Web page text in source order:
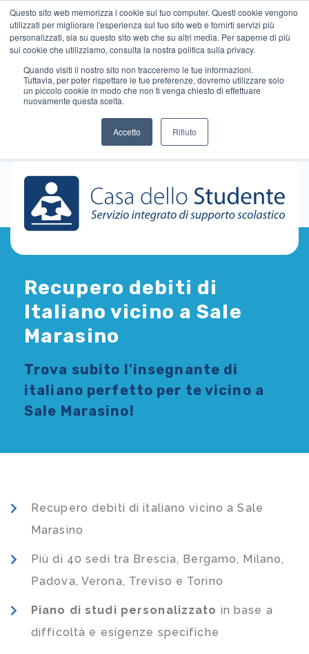
Questo sito web memorizza i cookie sul tuo computer. Questi cookie vengono
utilizzati per migliorare l'esperienza sul tuo sito web e fornirti servizi più
personalizzati, sia su questo sito web che su altri media. Per saperne di più
sui cookie che utilizziamo, consulta la nostra politica sulla privacy.
Quando visiti il ​​nostro sito non tracceremo le tue informazioni.
Tuttavia, per poter rispettare le tue preferenze, dovremo utilizzare solo
un piccolo cookie in modo che non ti venga chiesto di effettuare
nuovamente questa scelta.
Accetto Rifiuto
Recupero debiti di
Italiano vicino a Sale
Marasino
Trova subito l'insegnante di
italiano perfetto per te vicino a
Sale Marasino!
Recupero debiti di italiano vicino a Sale
Marasino
Più di 40 sedi tra Brescia, Bergamo, Milano,
Padova, Verona, Treviso e Torino
Piano di studi personalizzato in base a
difficoltà e esigenze specifiche